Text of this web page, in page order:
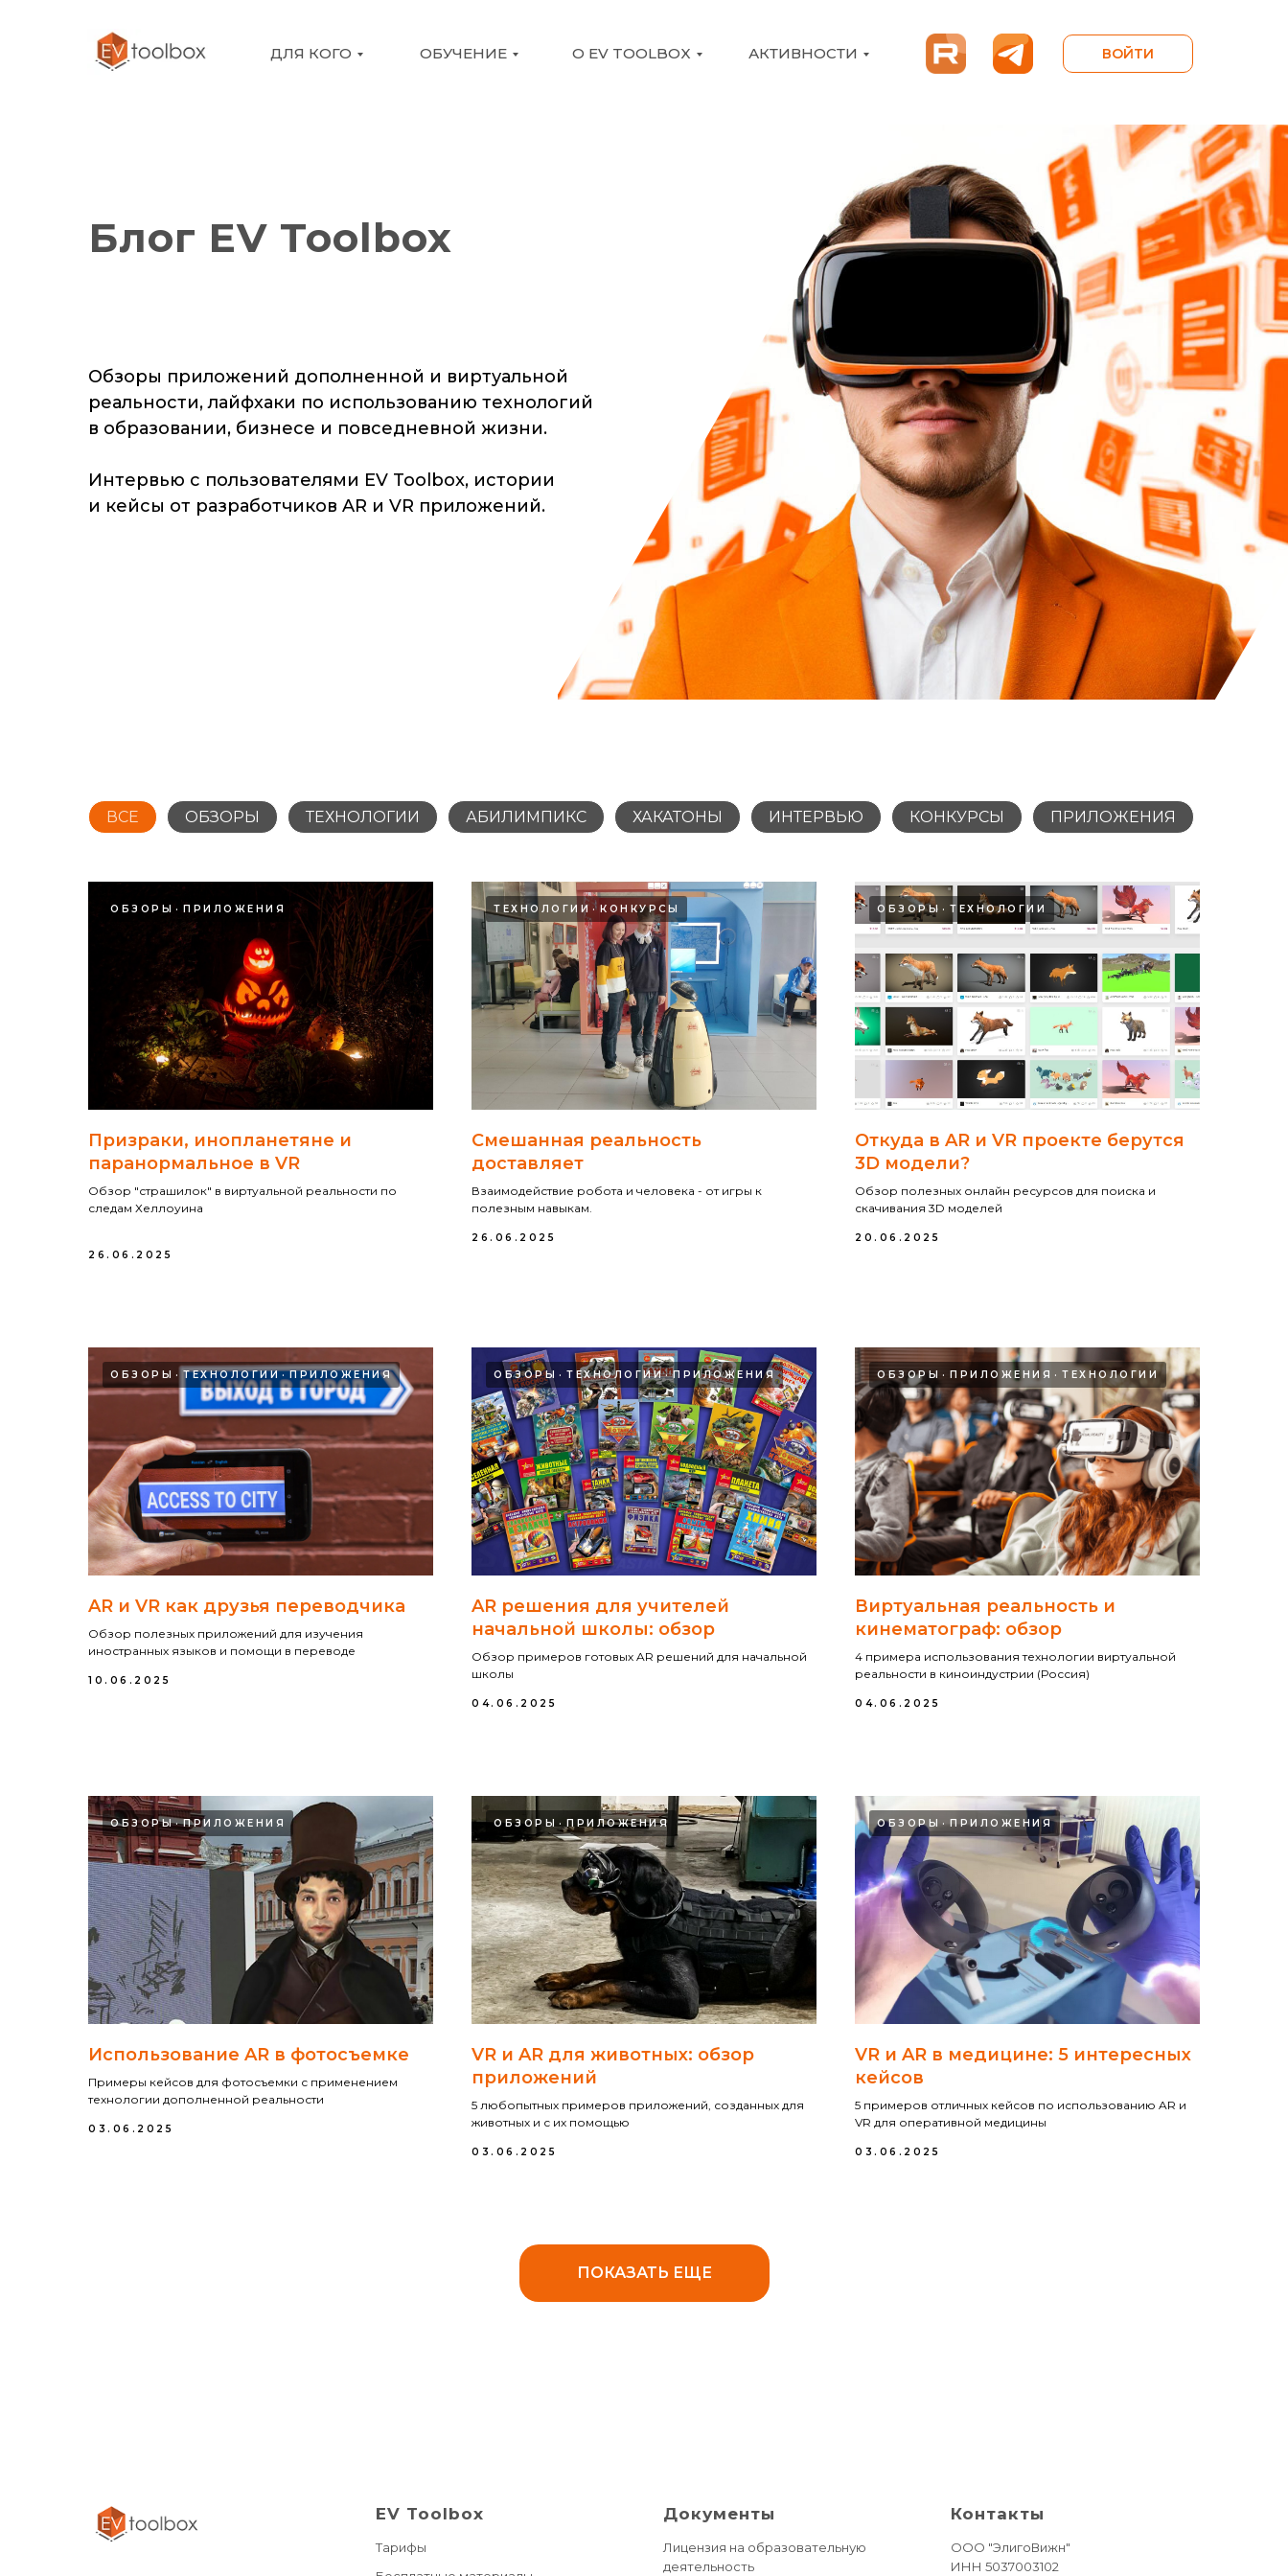
ДЛЯ КОГО АКТИВНОСТИ
О EV TOOLBOX
ОБУЧЕНИЕ ВОЙТИ
Обзоры приложений дополненной и виртуальной
реальности, лайфхаки по использованию технологий
в образовании, бизнесе и повседневной жизни.
Интервью с пользователями EV Toolbox, истории
и кейсы от разработчиков AR и VR приложений.
Блог EV Toolbox
ВСЕ ОБЗОРЫ ТЕХНОЛОГИИ АБИЛИМПИКС ХАКАТОНЫ ИНТЕРВЬЮ КОНКУРСЫ ПРИЛОЖЕНИЯ
ОБЗОРЫ ПРИЛОЖЕНИЯ
Призраки, инопланетяне и
паранормальное в VR
Обзор "страшилок" в виртуальной реальности по
следам Хеллоуина
26.06.2025
ТЕХНОЛОГИИ КОНКУРСЫ
Смешанная реальность
доставляет
Взаимодействие робота и человека - от игры к
полезным навыкам.
26.06.2025
ОБЗОРЫ ТЕХНОЛОГИИ
Откуда в AR и VR проекте берутся
3D модели?
Обзор полезных онлайн ресурсов для поиска и
скачивания 3D моделей
20.06.2025
ОБЗОРЫ ТЕХНОЛОГИИ ПРИЛОЖЕНИЯ
AR и VR как друзья переводчика
Обзор полезных приложений для изучения
иностранных языков и помощи в переводе
10.06.2025
ОБЗОРЫ ТЕХНОЛОГИИ ПРИЛОЖЕНИЯ
AR решения для учителей
начальной школы: обзор
Обзор примеров готовых AR решений для начальной
школы
04.06.2025
ОБЗОРЫ ПРИЛОЖЕНИЯ ТЕХНОЛОГИИ
Виртуальная реальность и
кинематограф: обзор
4 примера использования технологии виртуальной
реальности в киноиндустрии (Россия)
04.06.2025
ОБЗОРЫ ПРИЛОЖЕНИЯ
Использование AR в фотосъемке
Примеры кейсов для фотосъемки с применением
технологии дополненной реальности
03.06.2025
ОБЗОРЫ ПРИЛОЖЕНИЯ
VR и AR для животных: обзор
приложений
5 любопытных примеров приложений, созданных для
животных и с их помощью
03.06.2025
ОБЗОРЫ ПРИЛОЖЕНИЯ
VR и AR в медицине: 5 интересных
кейсов
5 примеров отличных кейсов по использованию AR и
VR для оперативной медицины
03.06.2025
ПОКАЗАТЬ ЕЩЕ
EV Toolbox
Тарифы
Документы
Лицензия на образовательную
деятельность
Контакты
ООО "ЭлигоВижн"
ИНН 5037003102